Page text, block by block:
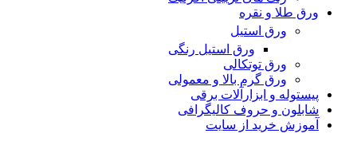
ورق طلا و نقره
ورق استیل
ورق استیل رنگی
ورق توتکالی
ورق گرم بالا و معمولی
پیستوله و ابزارآلات برقی
شابلون و حروف کالیگرافی
آموزش خرید از سایت